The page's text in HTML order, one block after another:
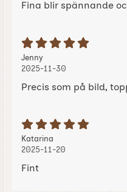
Fina blir spännande
Betyg: 5 Stjärnor av
Recension av:
Jenny, 2025-11-30
, 2025-11-30
2025-11-30
Precis som på bild,
Betyg: 5 Stjärnor av
Recension av:
Katarina
2025-11-20
Fint